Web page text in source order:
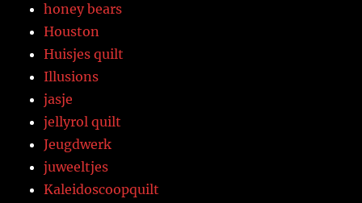
honey bears
Houston
Huisjes quilt
Illusions
jasje
jellyrol quilt
Jeugdwerk
juweeltjes
Kaleidoscoopquilt